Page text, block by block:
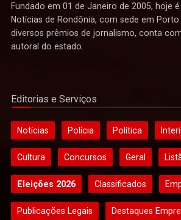
Fundado em 01 de Janeiro de 2005, hoje
Notícias de Rondônia, com sede em
diversos prêmios de jornalismo, conta
autoral do estado.
Editorias e Serviços
Notícias Polícia Política
Cultura Concursos Geral
Eleições 2026 Classificados
Publicações Legais Destaques